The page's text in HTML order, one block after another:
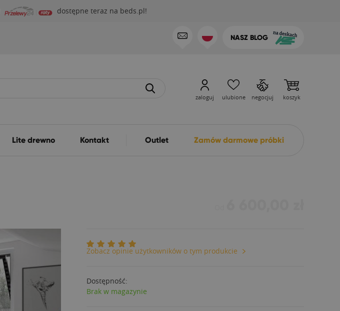
dostępne teraz na beds.pl!
NASZ BLOG
zaloguj ulubione negocjuj koszyk
Lite drewno Kontakt Outlet Zamów darmowe próbki
Zobacz opinie użytkowników o tym produkcie
Dostępność:
Brak w magazynie